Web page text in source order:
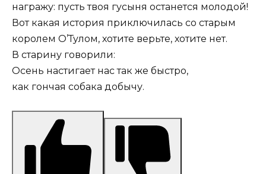
награжу: пусть твоя гусыня останется молодой!
Вот какая история приключилась со старым
королем О’Тулом, хотите верьте, хотите нет.
В старину говорили:
Осень настигает нас так же быстро,
как гончая собака добычу.